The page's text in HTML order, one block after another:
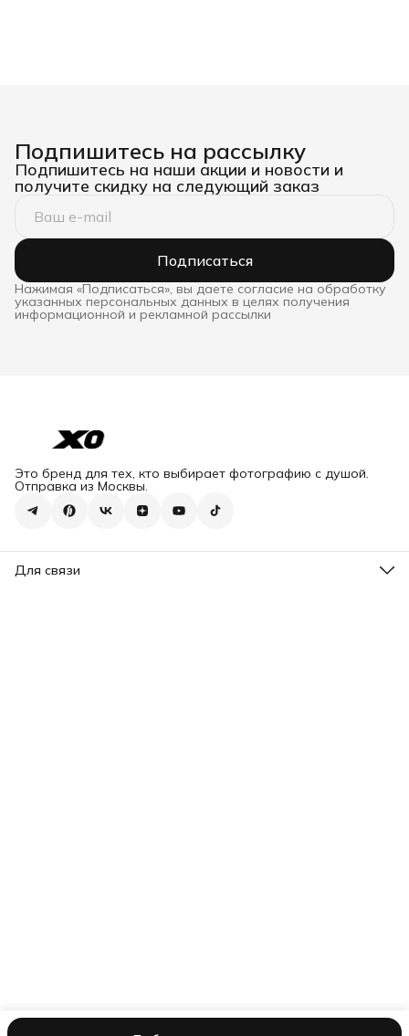
Подпишитесь на рассылку
Подпишитесь на наши акции и новости и
получите скидку на следующий заказ
Подписаться
Нажимая «Подписаться», вы даете согласие на обработку
указанных персональных данных в целях получения
информационной и рекламной рассылки
Это бренд для тех, кто выбирает фотографию с душой.
Отправка из Москвы.
Для связи